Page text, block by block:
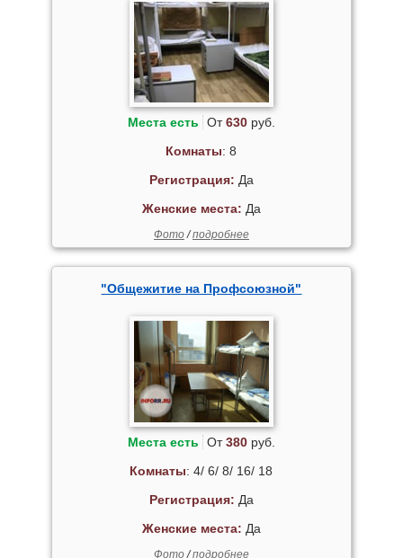
Места есть От630руб.
Комнаты: 8
Регистрация: Да
Женские места: Да
Фото/подробнее
"Общежитие на Профсоюзной"
Места есть От380руб.
Комнаты: 4/ 6/ 8/ 16/ 18
Регистрация: Да
Женские места: Да
Фото/подробнее